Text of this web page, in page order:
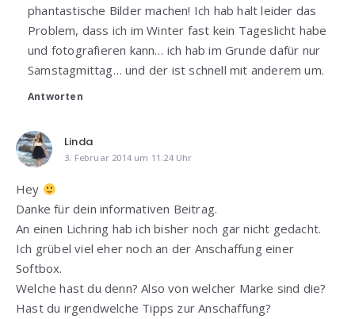
phantastische Bilder machen! Ich hab halt leider das
Problem, dass ich im Winter fast kein Tageslicht habe
und fotografieren kann… ich hab im Grunde dafür nur
Samstagmittag… und der ist schnell mit anderem um.
Antworten
Linda
3. Februar 2014 um 11:24 Uhr
Hey
Danke für dein informativen Beitrag.
An einen Lichring hab ich bisher noch gar nicht gedacht.
Ich grübel viel eher noch an der Anschaffung einer
Softbox.
Welche hast du denn? Also von welcher Marke sind die?
Hast du irgendwelche Tipps zur Anschaffung?